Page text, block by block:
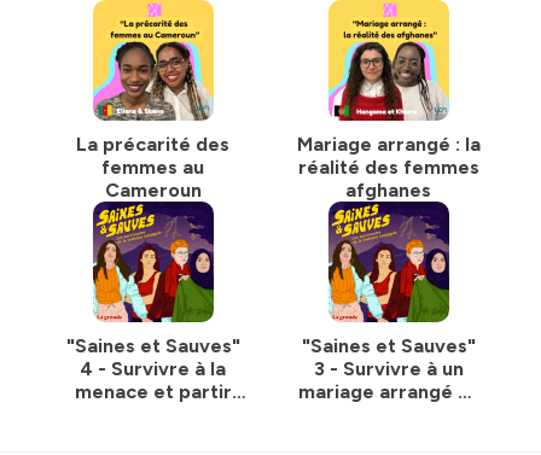
La précarité des
femmes au
Cameroun
Mariage arrangé : la
réalité des femmes
afghanes
"Saines et Sauves"
4 - Survivre à la
menace et partir
"Saines et Sauves"
3 - Survivre à un
mariage arrangé et